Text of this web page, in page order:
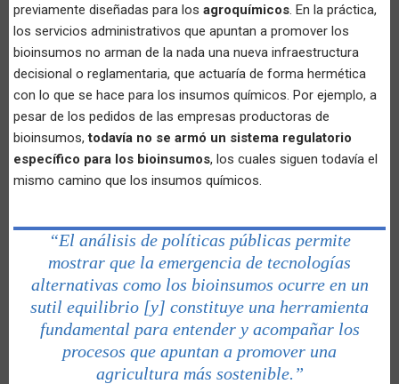
previamente diseñadas para los agroquímicos. En la práctica,
los servicios administrativos que apuntan a promover los
bioinsumos no arman de la nada una nueva infraestructura
decisional o reglamentaria, que actuaría de forma hermética
con lo que se hace para los insumos químicos. Por ejemplo, a
pesar de los pedidos de las empresas productoras de
bioinsumos,todavía no se armó un sistema regulatorio
específico para los bioinsumos, los cuales siguen todavía el
mismo camino que los insumos químicos.
“El análisis de políticas públicas permite
mostrar que la emergencia de tecnologías
alternativas como los bioinsumos ocurre en un
sutil equilibrio [y] constituye una herramienta
fundamental para entender y acompañar los
procesos que apuntan a promover una
agricultura más sostenible.”